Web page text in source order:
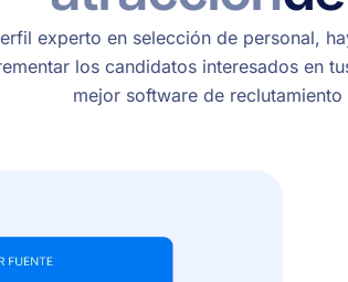
experto en selección de personal,
los candidatos interesados en
mejor software de